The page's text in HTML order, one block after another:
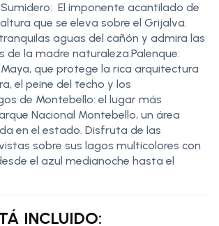
Sumidero: El imponente acantilado de
que se eleva sobre el Grijalva.
aguas del cañón y admira las
de la madre naturaleza.Palenque:
que protege la rica arquitectura
el peine del techo y los
de Montebello: el lugar más
Nacional Montebello, un área
en el estado. Disfruta de las
sobre sus lagos multicolores con
el azul medianoche hasta el
INCLUIDO: